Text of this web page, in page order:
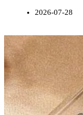
2026-07-28